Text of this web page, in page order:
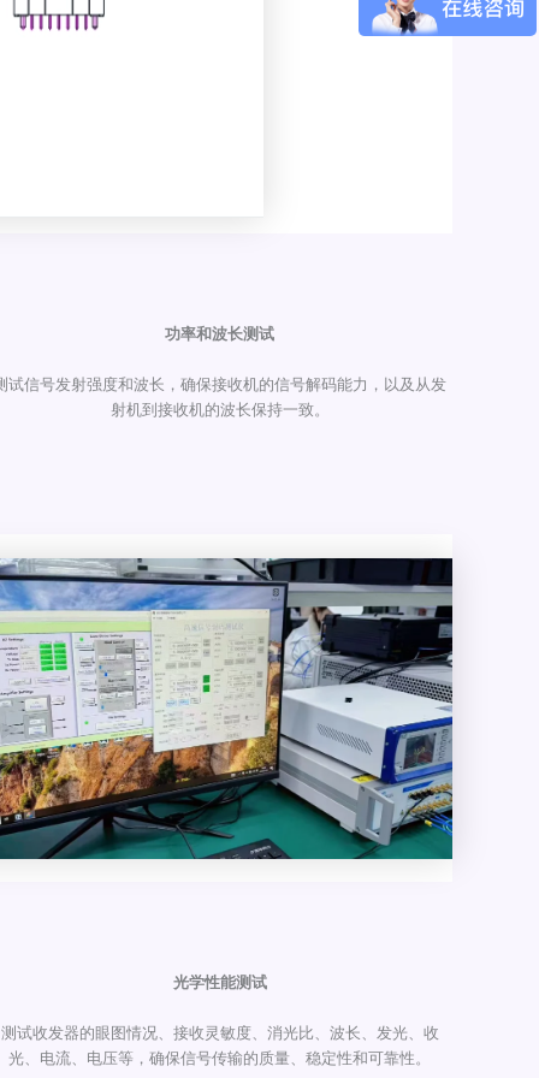
功率和波长测试
试信号发射强度和波长，确保接收机的信号解码能力，以及从发
射机到接收机的波长保持一致。
光学性能测试
测试收发器的眼图情况、接收灵敏度、消光比、波长、发光、收
光、电流、电压等，确保信号传输的质量、稳定性和可靠性。